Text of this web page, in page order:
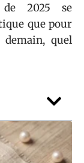
2025 se
que pour
quel